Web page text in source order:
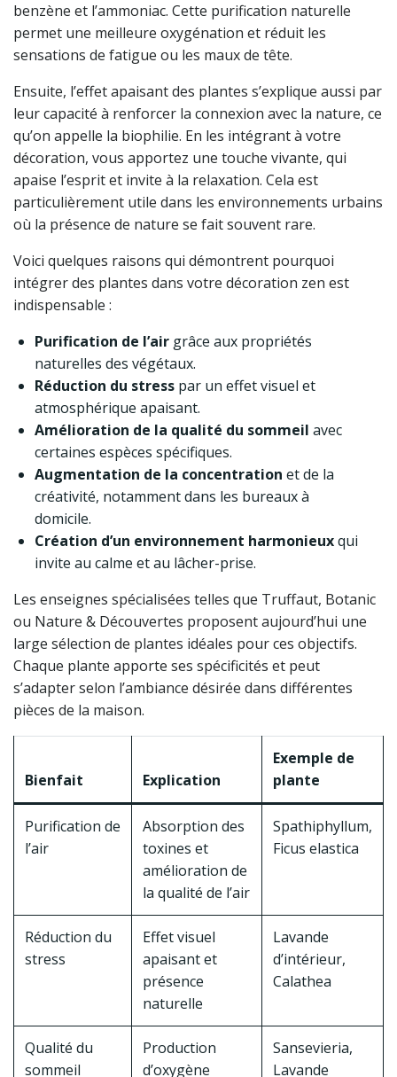
benzène et l’ammoniac. Cette purification naturelle
permet une meilleure oxygénation et réduit les
sensations de fatigue ou les maux de tête.
Ensuite, l’effet apaisant des plantes s’explique aussi par
leur capacité à renforcer la connexion avec la nature, ce
qu’on appelle la biophilie. En les intégrant à votre
décoration, vous apportez une touche vivante, qui
apaise l’esprit et invite à la relaxation. Cela est
particulièrement utile dans les environnements urbains
où la présence de nature se fait souvent rare.
Voici quelques raisons qui démontrent pourquoi
intégrer des plantes dans votre décoration zen est
indispensable :
Purification de l’air grâce aux propriétés
naturelles des végétaux.
Réduction du stress par un effet visuel et
atmosphérique apaisant.
Amélioration de la qualité du sommeil avec
certaines espèces spécifiques.
Augmentation de la concentration et de la
créativité, notamment dans les bureaux à
domicile.
Création d’un environnement harmonieuxqui
invite au calme et au lâcher-prise.
Les enseignes spécialisées telles que Truffaut, Botanic
ou Nature & Découvertes proposent aujourd’hui une
large sélection de plantes idéales pour ces objectifs.
Chaque plante apporte ses spécificités et peut
s’adapter selon l’ambiance désirée dans différentes
pièces de la maison.
Bienfait Explication
Exemple de
plante
Purification de
l’air
Absorption des
toxines et
amélioration de
la qualité de l’air
Spathiphyllum,
Ficus elastica
Réduction du
stress
Effet visuel
apaisant et
présence
naturelle
Lavande
d’intérieur,
Calathea
Qualité du
sommeil
Production
d’oxygène
Sansevieria,
Lavande